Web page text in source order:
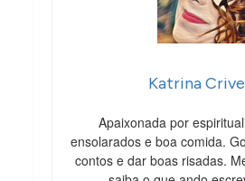
Katrina
Apaixonada por
ensolarados e boa comida.
contos e dar boas risadas.